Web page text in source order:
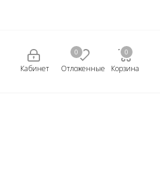
Отложенные
0
Корзина
0
0
Кабинет